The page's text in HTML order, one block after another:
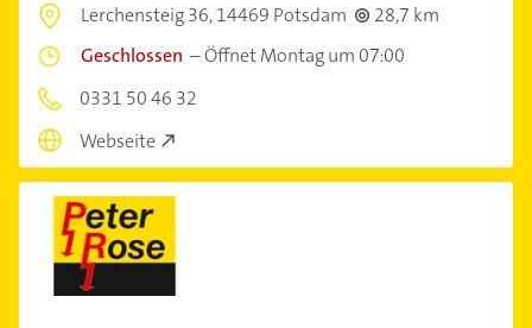
Lerchensteig 36,14469 Potsdam
28,7 km
Geschlossen –Öffnet Montag um 07:00
0331 50 46 32
Webseite